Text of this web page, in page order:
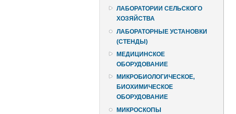
ЛАБОРАТОРИИ СЕЛЬСКОГО
ХОЗЯЙСТВА
ЛАБОРАТОРНЫЕ УСТАНОВКИ
(СТЕНДЫ)
МЕДИЦИНСКОЕ
ОБОРУДОВАНИЕ
МИКРОБИОЛОГИЧЕСКОЕ,
БИОХИМИЧЕСКОЕ
ОБОРУДОВАНИЕ
МИКРОСКОПЫ